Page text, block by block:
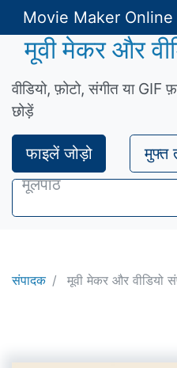
Movie Maker Online
मूवी मेकर और
वीडियो, फ़ोटो, संगीत या GIF
छोड़ें
फाइलें जोड़ो मुफ्त
संपादक मूवी मेकर और वीडियो